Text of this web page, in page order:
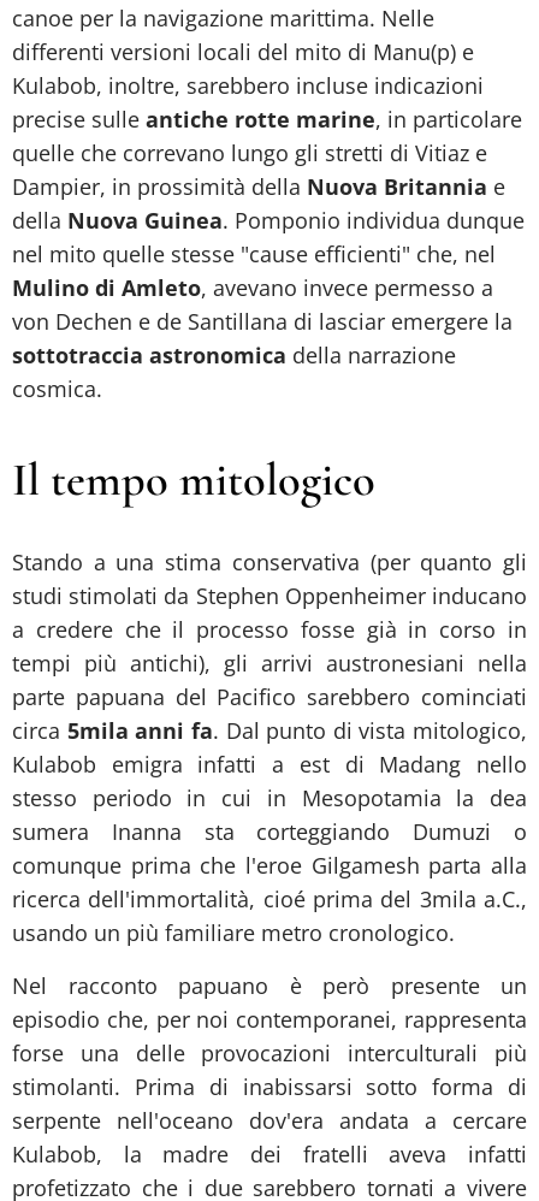
canoe per la navigazione marittima. Nelle
differenti versioni locali del mito di Manu(p) e
Kulabob, inoltre, sarebbero incluse indicazioni
precise sulle antiche rotte marine, in particolare
quelle che correvano lungo gli stretti di Vitiaz e
Dampier, in prossimità della Nuova Britannia e
della Nuova Guinea. Pomponio individua dunque
nel mito quelle stesse "cause efficienti" che, nel
Mulino di Amleto, avevano invece permesso a
von Dechen e de Santillana di lasciar emergere la
sottotraccia astronomica della narrazione
cosmica.
Il tempo mitologico
Stando a una stima conservativa (per quanto gli
studi stimolati da Stephen Oppenheimer inducano
a credere che il processo fosse già in corso in
tempi più antichi), gli arrivi austronesiani nella
parte papuana del Pacifico sarebbero cominciati
circa 5mila anni fa. Dal punto di vista mitologico,
Kulabob emigra infatti a est di Madang nello
stesso periodo in cui in Mesopotamia la dea
sumera Inanna sta corteggiando Dumuzi o
comunque prima che l'eroe Gilgamesh parta alla
ricerca dell'immortalità, cioé prima del 3mila a.C.,
usando un più familiare metro cronologico.
Nel racconto papuano è però presente un
episodio che, per noi contemporanei, rappresenta
forse una delle provocazioni interculturali più
stimolanti. Prima di inabissarsi sotto forma di
serpente nell'oceano dov'era andata a cercare
Kulabob, la madre dei fratelli aveva infatti
profetizzato che i due sarebbero tornati a vivere